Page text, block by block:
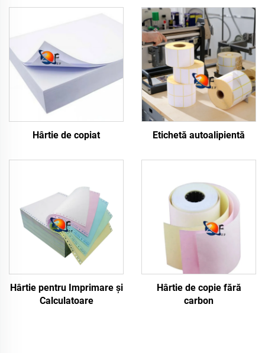
Hârtie de copiat Etichetă autoalipientă
Hârtie pentru Imprimare și
Calculatoare
Hârtie de copie fără
carbon